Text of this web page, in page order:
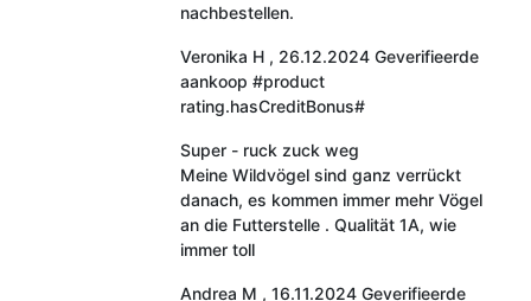
nachbestellen.
Veronika H , 26.12.2024 Geverifieerde
aankoop #product
rating.hasCreditBonus#
Super - ruck zuck weg
Meine Wildvögel sind ganz verrückt
danach, es kommen immer mehr Vögel
an die Futterstelle . Qualität 1A, wie
immer toll
Andrea M , 16.11.2024 Geverifieerde